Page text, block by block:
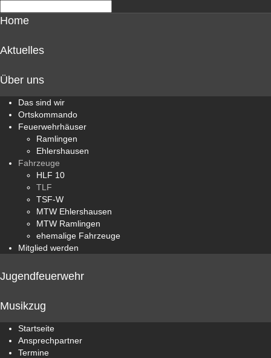
Home
Aktuelles
Über uns
Das sind wir
Ortskommando
Feuerwehrhäuser
Ramlingen
Ehlershausen
Fahrzeuge
HLF 10
TLF
TSF-W
MTW Ehlershausen
MTW Ramlingen
ehemalige Fahrzeuge
Mitglied werden
Jugendfeuerwehr
Musikzug
Startseite
Ansprechpartner
Termine